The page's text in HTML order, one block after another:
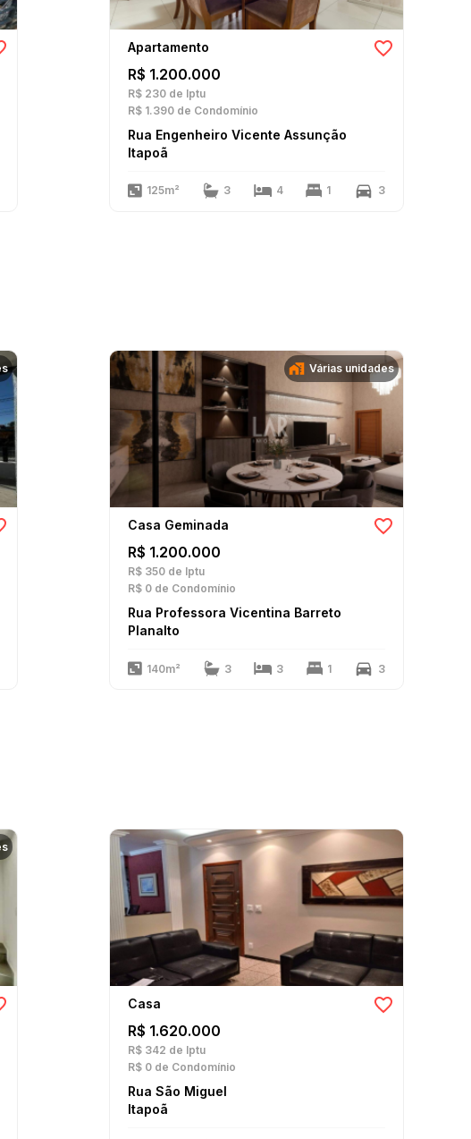
Apartamento
R$ 1.200.000
R$ 230 de Iptu
R$ 1.390 de Condomínio
Rua Engenheiro Vicente Assunção
Itapoã
125m² 3 4 1 3
Várias unidades
Casa Geminada
R$ 1.200.000
R$ 350 de Iptu
R$ 0 de Condomínio
Rua Professora Vicentina Barreto
Planalto
140m² 3 3 1 3
Casa
R$ 1.620.000
R$ 342 de Iptu
R$ 0 de Condomínio
Rua São Miguel
Itapoã